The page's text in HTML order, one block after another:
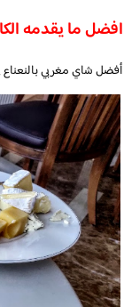
افضل ما يقدمه
أفضل شاي مغربي بالنعناع